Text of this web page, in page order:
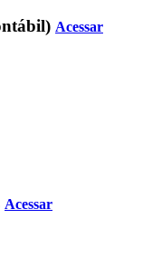
Acessar
Acessar